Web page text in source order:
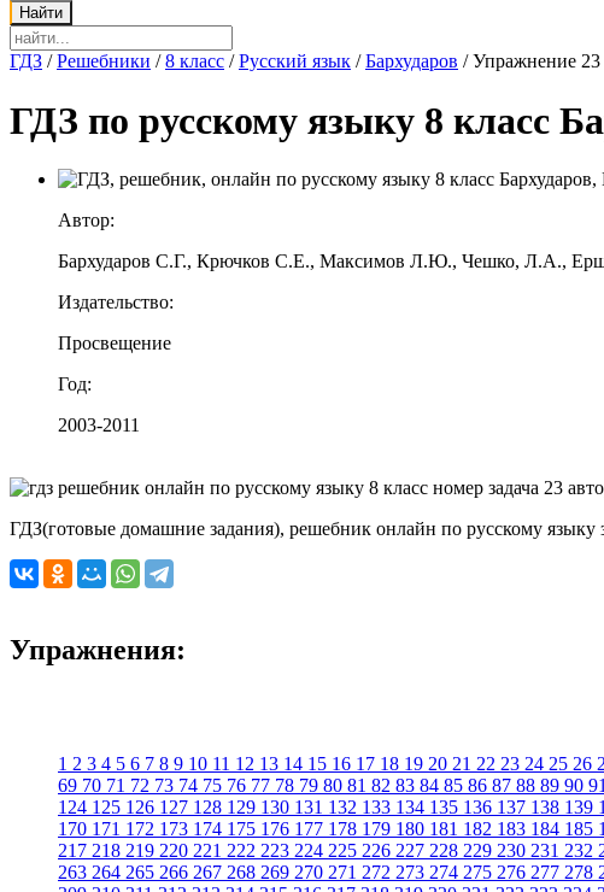
ГДЗ / Решебники / 8 класс / Русский язык / Бархударов / Упражнение 23
ГДЗ по русскому языку 8 класс
Автор:
Бархударов С.Г., Крючков С.Е., Максимов Л.Ю., Чешко, Л.А.,
Издательство:
Просвещение
Год:
2003-2011
ГДЗ(готовые домашние задания), решебник онлайн по русскому
Упражнения:
1 2 3 4 5 6 7 8 9 10 11 12 13 14 15 16 17 18 19 20 21 22 23 24 25 26
69 70 71 72 73 74 75 76 77 78 79 80 81 82 83 84 85 86 87 88 89 90 91
124 125 126 127 128 129 130 131 132 133 134 135 136 137 138 139
170 171 172 173 174 175 176 177 178 179 180 181 182 183 184 185
217 218 219 220 221 222 223 224 225 226 227 228 229 230 231 232
263 264 265 266 267 268 269 270 271 272 273 274 275 276 277 278